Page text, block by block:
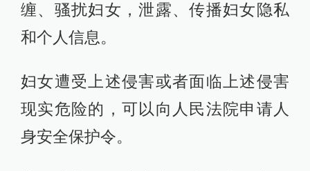
缠、骚扰妇女，泄露、传播妇女隐私
和个人信息。
妇女遭受上述侵害或者面临上述侵害
现实危险的，可以向人民法院申请人
身安全保护令。